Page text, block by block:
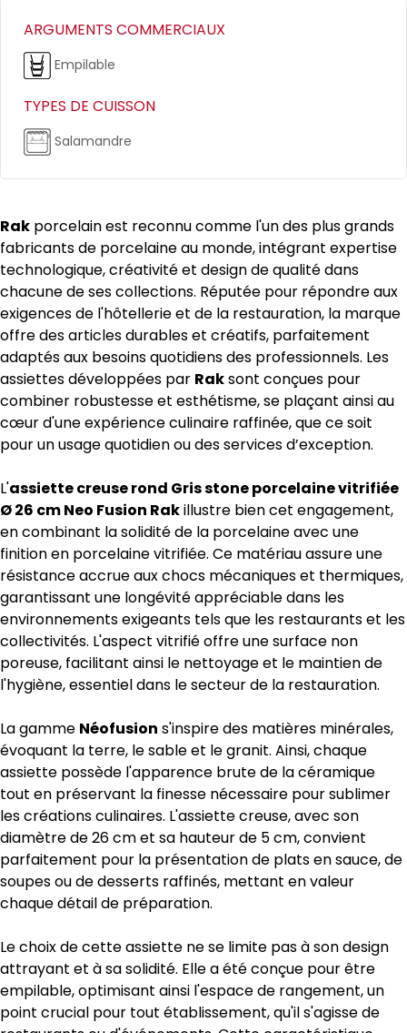
ARGUMENTS COMMERCIAUX
Empilable
TYPES DE CUISSON
Salamandre
Rak porcelain est reconnu comme l'un des plus grands
fabricants de porcelaine au monde, intégrant expertise
technologique, créativité et design de qualité dans
chacune de ses collections. Réputée pour répondre aux
exigences de l'hôtellerie et de la restauration, la marque
offre des articles durables et créatifs, parfaitement
adaptés aux besoins quotidiens des professionnels. Les
assiettes développées par Raksont conçues pour
combiner robustesse et esthétisme, se plaçant ainsi au
cœur d'une expérience culinaire raffinée, que ce soit
pour un usage quotidien ou des services d’exception.
L'assiette creuse rond Gris stone porcelaine vitrifiée
Ø 26 cm Neo Fusion Rakillustre bien cet engagement,
en combinant la solidité de la porcelaine avec une
finition en porcelaine vitrifiée. Ce matériau assure une
résistance accrue aux chocs mécaniques et thermiques,
garantissant une longévité appréciable dans les
environnements exigeants tels que les restaurants et les
collectivités. L'aspect vitrifié offre une surface non
poreuse, facilitant ainsi le nettoyage et le maintien de
l'hygiène, essentiel dans le secteur de la restauration.
La gamme Néofusion s'inspire des matières minérales,
évoquant la terre, le sable et le granit. Ainsi, chaque
assiette possède l'apparence brute de la céramique
tout en préservant la finesse nécessaire pour sublimer
les créations culinaires. L'assiette creuse, avec son
diamètre de 26 cm et sa hauteur de 5 cm, convient
parfaitement pour la présentation de plats en sauce, de
soupes ou de desserts raffinés, mettant en valeur
chaque détail de préparation.
Le choix de cette assiette ne se limite pas à son design
attrayant et à sa solidité. Elle a été conçue pour être
empilable, optimisant ainsi l'espace de rangement, un
point crucial pour tout établissement, qu'il s'agisse de